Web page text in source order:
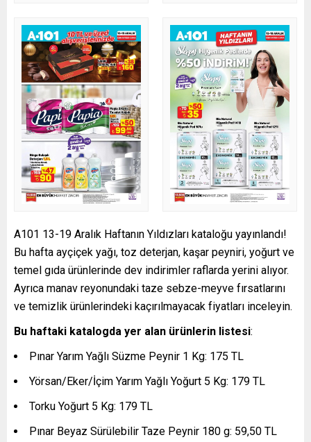
A101 13-19 Aralık Haftanın Yıldızları kataloğu yayınlandı!
Bu hafta ayçiçek yağı, toz deterjan, kaşar peyniri, yoğurt ve
temel gıda ürünlerinde dev indirimler raflarda yerini alıyor.
Ayrıca manav reyonundaki taze sebze-meyve fırsatlarını
ve temizlik ürünlerindeki kaçırılmayacak fiyatları inceleyin.
Bu haftaki katalogda yer alan ürünlerin listesi:
Pınar Yarım Yağlı Süzme Peynir 1 Kg: 175 TL
Yörsan/Eker/İçim Yarım Yağlı Yoğurt 5 Kg: 179 TL
Torku Yoğurt 5 Kg: 179 TL
Pınar Beyaz Sürülebilir Taze Peynir 180 g: 59,50 TL